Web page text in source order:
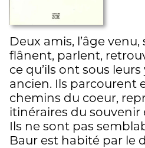
Deux amis, l’âge
flânent, parlent,
ce qu’ils ont sous
ancien. Ils parcourent
chemins du coeur,
itinéraires du souvenir
Ils ne sont pas
Baur est habité par le